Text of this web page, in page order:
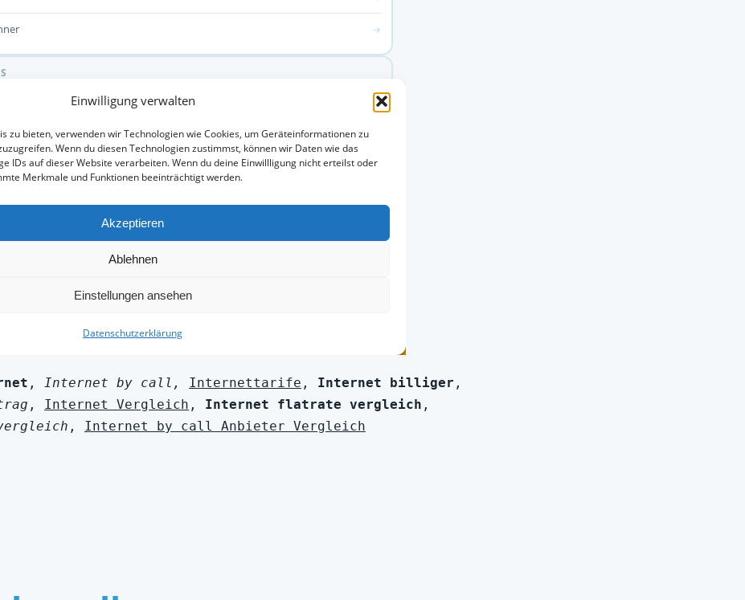
, Internet by call, Internettarife , Internet billiger ,
, Internet Vergleich , Internet flatrate vergleich ,
, Internet by call Anbieter Vergleich